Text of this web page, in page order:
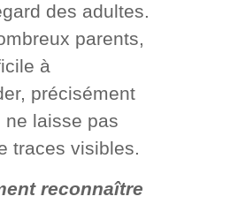
des adultes.
parents,
à
précisément
ne laisse pas
traces visibles.
reconnaître